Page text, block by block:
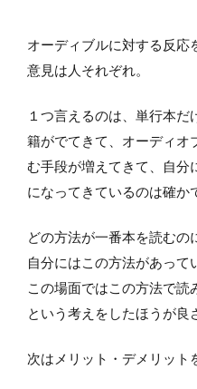
オーディブルに対する反応
意見は人それぞれ。
１つ言えるのは、単行本
籍がでてきて、オーディオ
む手段が増えてきて、自分
になってきているのは確か
どの方法が一番本を読むの
自分にはこの方法があって
この場面ではこの方法で読
という考えをしたほうが良
次はメリット・デメリット